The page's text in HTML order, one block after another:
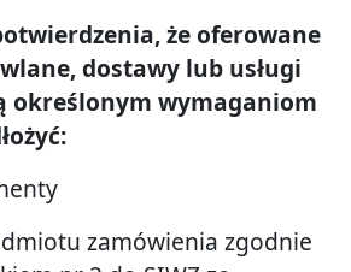
że oferowane
dostawy lub usługi
określonym wymaganiom
zamówienia zgodnie